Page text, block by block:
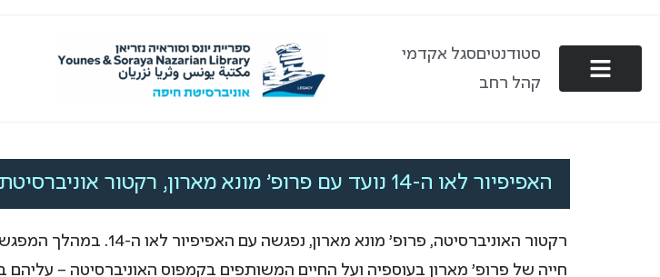
סטודנטיםסגל אקדמי
קהל רחב
האפיפיור לאו ה-14 נועד עם פרופ’ מונא מארון, רקטור אוניברסיטת חיפה.
רקטור האוניברסיטה, פרופ'
חייה של פרופ' מארון בעוספיה ועל החיים המשותפים בקמפוס האוניברסיטה – עליהם